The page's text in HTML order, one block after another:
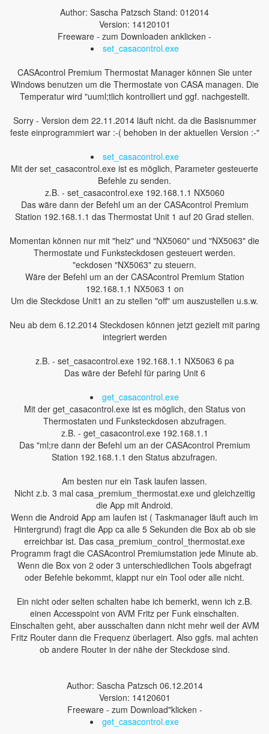
Author: Sascha Patzsch Stand: 012014
Version: 14120101
Freeware - zum Downloaden anklicken -
set_casacontrol.exe
CASAcontrol Premium Thermostat Manager können Sie unter
Windows benutzen um die Thermostate von CASA managen. Die
Temperatur wird "uuml;tlich kontrolliert und ggf. nachgestellt.
Sorry - Version dem 22.11.2014 läuft nicht. da die Basisnummer
feste einprogrammiert war :-( behoben in der aktuellen Version :-"
set_casacontrol.exe
Mit der set_casacontrol.exe ist es möglich, Parameter gesteuerte
Befehle zu senden.
z.B. - set_casacontrol.exe 192.168.1.1 NX5060
Das wäre dann der Befehl um an der CASAcontrol Premium
Station 192.168.1.1 das Thermostat Unit 1 auf 20 Grad stellen.
Momentan können nur mit "heiz" und "NX5060" und "NX5063" die
Thermostate und Funksteckdosen gesteuert werden.
"eckdosen "NX5063" zu steuern.
Wäre der Befehl um an der CASAcontrol Premium Station
192.168.1.1 NX5063 1 on
Um die Steckdose Unit1 an zu stellen "off" um auszustellen u.s.w.
Neu ab dem 6.12.2014 Steckdosen können jetzt gezielt mit paring
integriert werden
z.B. - set_casacontrol.exe 192.168.1.1 NX5063 6 pa
Das wäre der Befehl für paring Unit 6
get_casacontrol.exe
Mit der get_casacontrol.exe ist es möglich, den Status von
Thermostaten und Funksteckdosen abzufragen.
z.B. - get_casacontrol.exe 192.168.1.1
Das "ml;re dann der Befehl um an der CASAcontrol Premium
Station 192.168.1.1 den Status abzufragen.
Am besten nur ein Task laufen lassen.
Nicht z.b. 3 mal casa_premium_thermostat.exe und gleichzeitig
die App mit Android.
Wenn die Android App am laufen ist ( Taskmanager läuft auch im
Hintergrund) fragt die App ca alle 5 Sekunden die Box ab ob sie
erreichbar ist. Das casa_premium_control_thermostat.exe
Programm fragt die CASAcontrol Premiumstation jede Minute ab.
Wenn die Box von 2 oder 3 unterschiedlichen Tools abgefragt
oder Befehle bekommt, klappt nur ein Tool oder alle nicht.
Ein nicht oder selten schalten habe ich bemerkt, wenn ich z.B.
einen Accesspoint von AVM Fritz per Funk einschalten.
Einschalten geht, aber ausschalten dann nicht mehr weil der AVM
Fritz Router dann die Frequenz überlagert. Also ggfs. mal achten
ob andere Router in der nähe der Steckdose sind.
Author: Sascha Patzsch 06.12.2014
Version: 14120601
Freeware - zum Download"klicken -
get_casacontrol.exe